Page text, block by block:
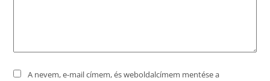
A nevem, e-mail címem, és weboldalcímem mentése a